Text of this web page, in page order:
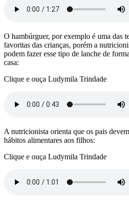
O hambúrguer, por exemplo é uma das
favoritas das crianças, porém a
podem fazer esse tipo de lanche de
casa:
Clique e ouça Ludymila Trindade
A nutricionista orienta que os pais
hábitos alimentares aos filhos:
Clique e ouça Ludymila Trindade